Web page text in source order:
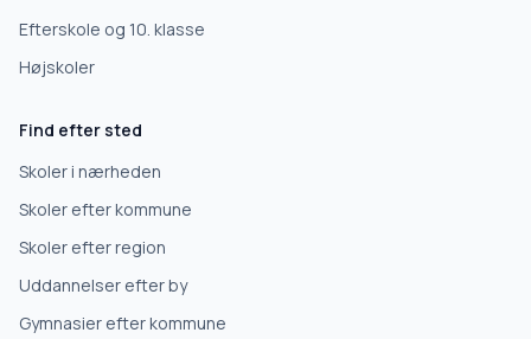
10. klasse
Erhvervsuddannelse
Videregående uddannelse
Efterskole og 10. klasse
Højskoler
Find efter sted
Skoler i nærheden
Skoler efter kommune
Skoler efter region
Uddannelser efter by
Gymnasier efter kommune